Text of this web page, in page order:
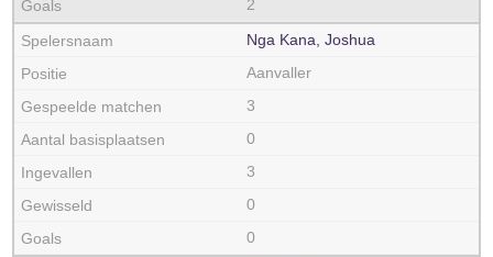
2
Nga Kana, Joshua
Aanvaller
3
0
3
0
0